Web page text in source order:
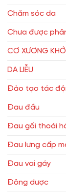
Chăm sóc da
Chưa được
CƠ XƯƠNG
DA LIỄU
Đào tạo tác
Đau đầu
Đau gối thoái
Đau lưng cấp
Đau vai gáy
Đông dược